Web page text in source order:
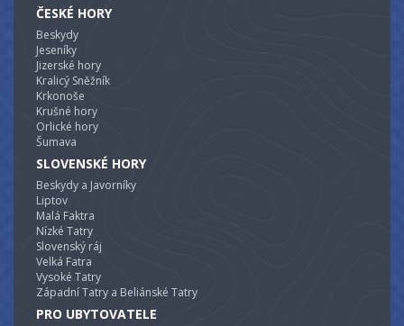
ČESKÉ HORY
Beskydy
Jeseníky
Jizerské hory
Kralicý Sněžník
Krkonoše
Krušné hory
Orlické hory
Šumava
SLOVENSKÉ HORY
Beskydy a Javorníky
Liptov
Malá Faktra
Nízké Tatry
Slovenský ráj
Velká Fatra
Vysoké Tatry
Západní Tatry a Beliánské Tatry
PRO UBYTOVATELE